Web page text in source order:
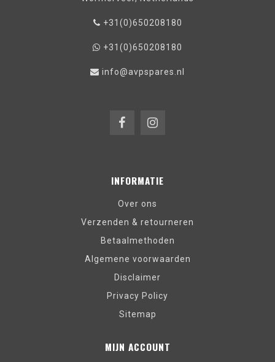
+31(0)650208180
+31(0)650208180
info@avpspares.nl
INFORMATIE
Over ons
Verzenden & retourneren
Betaalmethoden
Algemene voorwaarden
Disclaimer
Privacy Policy
Sitemap
MIJN ACCOUNT